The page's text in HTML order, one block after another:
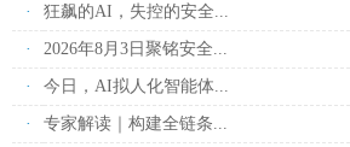
· 狂飙的AI，失控的安全...
· 2026年8月3日聚铭安全...
· 今日，AI拟人化智能体...
· 专家解读｜构建全链条...